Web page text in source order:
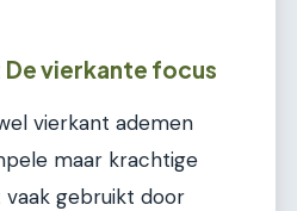
vierkante focus
vierkant ademen
maar krachtige
gebruikt door